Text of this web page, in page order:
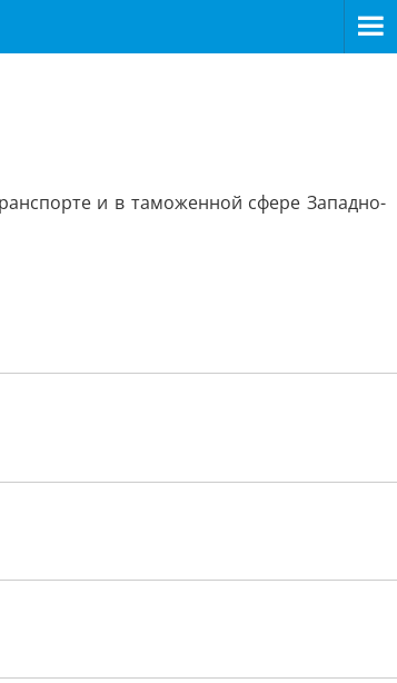
и в таможенной сфере Западно-